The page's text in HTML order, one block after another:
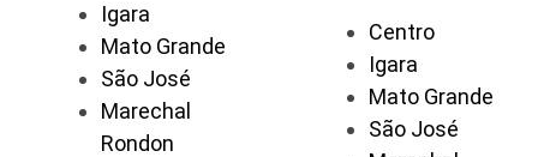
Igara
Mato Grande
São José
Marechal
Rondon
Centro
Igara
Mato Grande
São José